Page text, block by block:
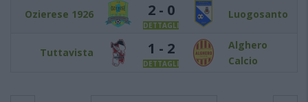
Ozierese 1926 2 - 0
DETTAGLI
Luogosanto
Tuttavista 1 - 2
DETTAGLI
Alghero
Calcio